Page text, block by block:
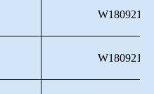
W180921-
W180921-